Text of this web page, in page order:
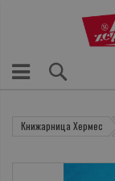
Книжарница Хермес